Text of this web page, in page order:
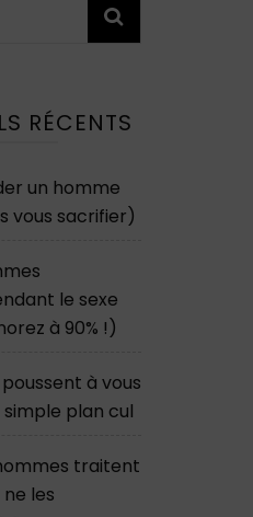
RÉCENTS
un homme
vous sacrifier)
le sexe
à 90% !)
à vous
plan cul
traitent
les